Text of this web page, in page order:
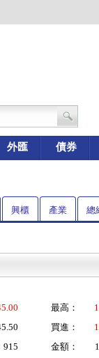
外匯 債券
興櫃 產業 總
最高：
買進：
915 金額：